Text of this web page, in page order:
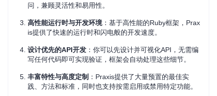
问，兼顾灵活性和易用性。
高性能运行时与开发环境：基于高性能的Ruby框架，Prax
is提供了快速的运行时和闪电般的开发速度。
设计优先的API开发 ：你可以先设计并可视化API，无需编
写任何代码即可实现验证，框架会自动处理这些细节。
丰富特性与高度定制 ：Praxis提供了大量预置的最佳实
践、方法和标准，同时也支持按需启用或禁用特定功能。